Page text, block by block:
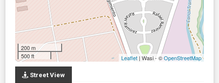
200 m
500 ft
Leaflet | Wasi - ©OpenStreetMap
Street View